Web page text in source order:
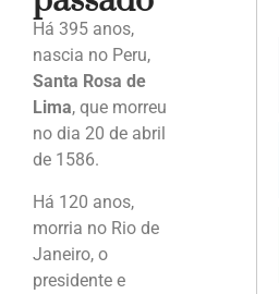
Há 395 anos,
nascia no Peru,
Santa Rosa de
Lima, que morreu
no dia 20 de abril
de 1586.
Há 120 anos,
morria no Rio de
Janeiro, o
presidente e